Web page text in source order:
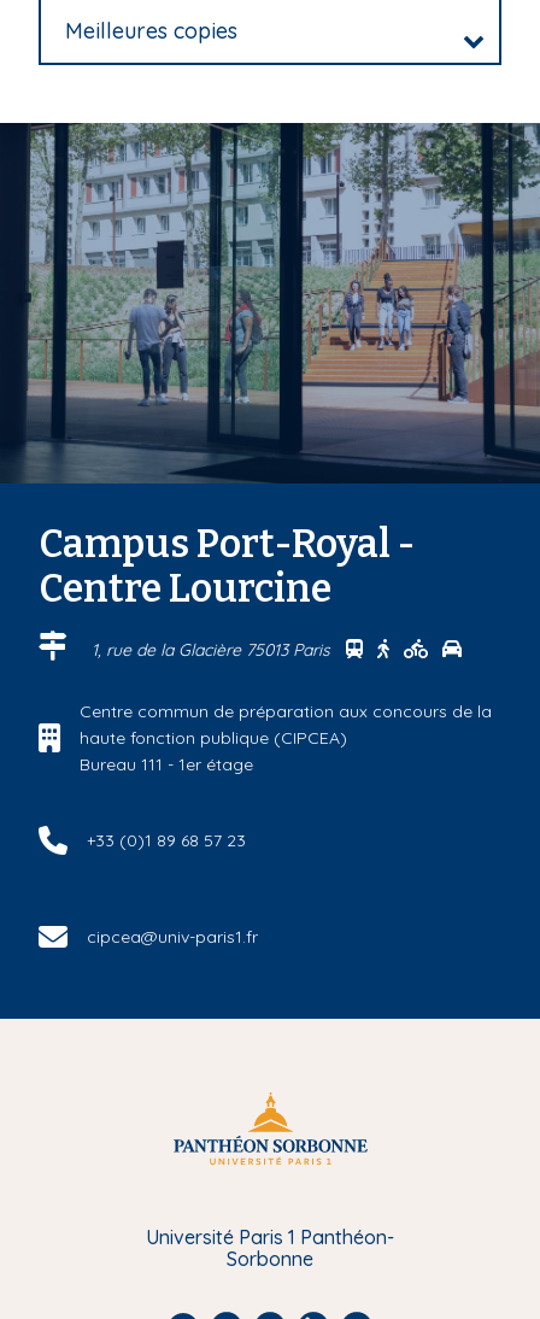
Meilleures copies
Campus Port-Royal -
Centre Lourcine
1, rue de la Glacière 75013 Paris Se rendre au
Se rendre au
Se rendre
Se
Centre commun de préparation aux concours de la
haute fonction publique (CIPCEA)
Bureau 111 - 1er étage
+33 (0)1 89 68 57 23
cipcea@univ-paris1.fr
Université Paris 1 Panthéon-
Sorbonne